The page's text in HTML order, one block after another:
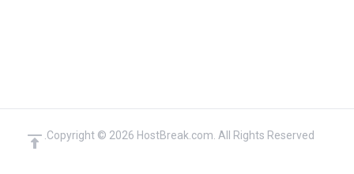
domain(s) selected الاستمرار
Copyright © 2026 HostBreak.com. All Rights Reserved.